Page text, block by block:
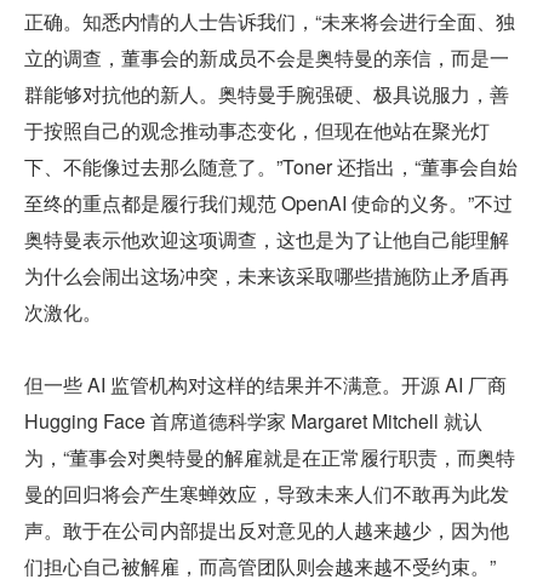
正确。知悉内情的人士告诉我们，“未来将会进行全面、独
立的调查，董事会的新成员不会是奥特曼的亲信，而是一
群能够对抗他的新人。奥特曼手腕强硬、极具说服力，善
于按照自己的观念推动事态变化，但现在他站在聚光灯
下、不能像过去那么随意了。”Toner 还指出，“董事会自始
至终的重点都是履行我们规范 OpenAI 使命的义务。”不过
奥特曼表示他欢迎这项调查，这也是为了让他自己能理解
为什么会闹出这场冲突，未来该采取哪些措施防止矛盾再
次激化。
但一些 AI 监管机构对这样的结果并不满意。开源 AI 厂商
Hugging Face 首席道德科学家 Margaret Mitchell 就认
为，“董事会对奥特曼的解雇就是在正常履行职责，而奥特
曼的回归将会产生寒蝉效应，导致未来人们不敢再为此发
声。敢于在公司内部提出反对意见的人越来越少，因为他
们担心自己被解雇，而高管团队则会越来越不受约束。”